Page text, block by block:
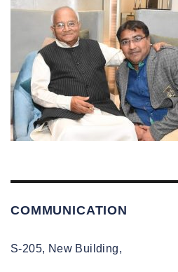
COMMUNICATION
S-205, New Building,